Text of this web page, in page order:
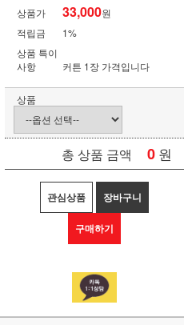
상품가 33,000원
적립금
1%
상품 특이
사항
커튼 1장 가격입니다
상품
총 상품 금액 0 원
관심상품 장바구니
구매하기